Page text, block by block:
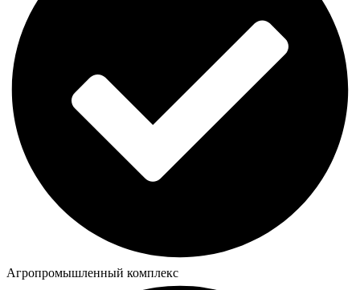
Агропромышленный комплекс